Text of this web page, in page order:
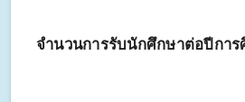
จำนวนการรับนักศึกษาต่อปีการ